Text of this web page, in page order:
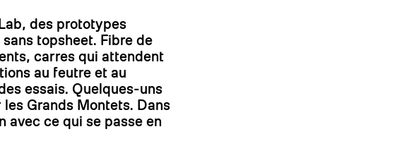
des prototypes
topsheet. Fibre de
carres qui attendent
au feutre et au
essais. Quelques-uns
Grands Montets. Dans
avec ce qui se passe en